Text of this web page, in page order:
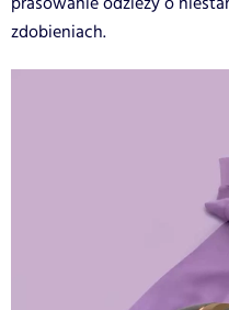
zdobieniach.